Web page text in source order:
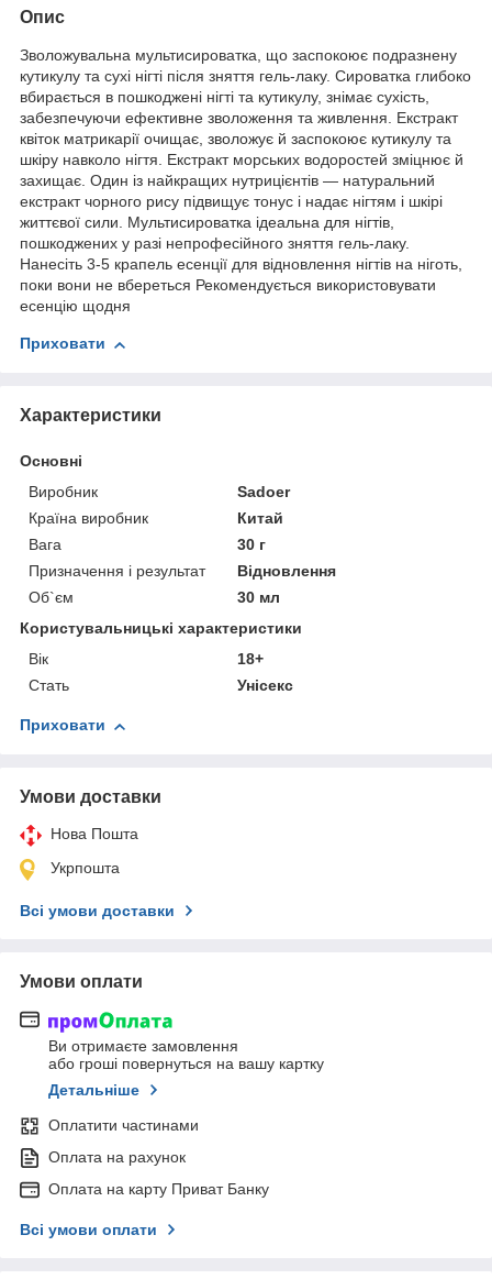
Опис
Зволожувальна мультисироватка, що заспокоює подразнену
кутикулу та сухі нігті після зняття гель-лаку. Сироватка глибоко
вбирається в пошкоджені нігті та кутикулу, знімає сухість,
забезпечуючи ефективне зволоження та живлення. Екстракт
квіток матрикарії очищає, зволожує й заспокоює кутикулу та
шкіру навколо нігтя. Екстракт морських водоростей зміцнює й
захищає. Один із найкращих нутрицієнтів — натуральний
екстракт чорного рису підвищує тонус і надає нігтям і шкірі
життєвої сили. Мультисироватка ідеальна для нігтів,
пошкоджених у разі непрофесійного зняття гель-лаку.
Нанесіть 3-5 крапель есенції для відновлення нігтів на ніготь,
поки вони не вбереться Рекомендується використовувати
есенцію щодня
Приховати
Характеристики
Основні
Виробник
Sadoer
Країна виробник
Китай
Вага
30 г
Призначення і результат
Відновлення
Об`єм
30 мл
Користувальницькі характеристики
Вік
18+
Стать
Унісекс
Приховати
Умови доставки
Нова Пошта
Укрпошта
Всі умови доставки
Умови оплати
Ви отримаєте замовлення
або гроші повернуться на вашу картку
Детальніше
Оплатити частинами
Оплата на рахунок
Оплата на карту Приват Банку
Всі умови оплати